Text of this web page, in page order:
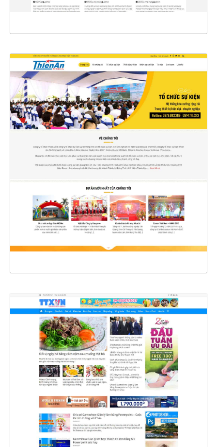
XEM THỰC TẾ
4396
CHI TIẾT
XEM THỰC TẾ
4347